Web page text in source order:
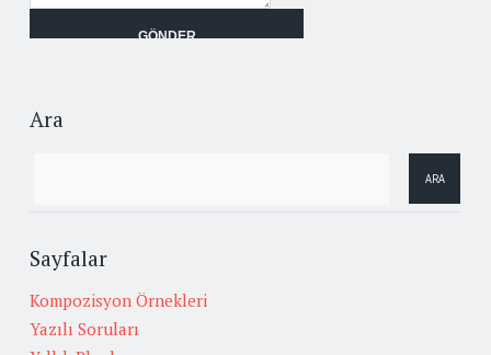
Ara
Sayfalar
Kompozisyon Örnekleri
Yazılı Soruları